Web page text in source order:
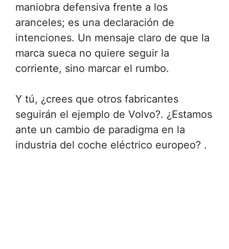
maniobra defensiva frente a los
aranceles; es una declaración de
intenciones. Un mensaje claro de que la
marca sueca no quiere seguir la
corriente, sino marcar el rumbo.
Y tú, ¿crees que otros fabricantes
seguirán el ejemplo de Volvo?. ¿Estamos
ante un cambio de paradigma en la
industria del coche eléctrico europeo? .